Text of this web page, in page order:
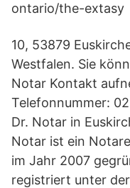
ontario/the-extasy
10, 53879
Westfalen. Sie
Notar Kontakt
Telefonnummer:
Dr. Notar in
Notar ist ein
im Jahr 2007
registriert unter